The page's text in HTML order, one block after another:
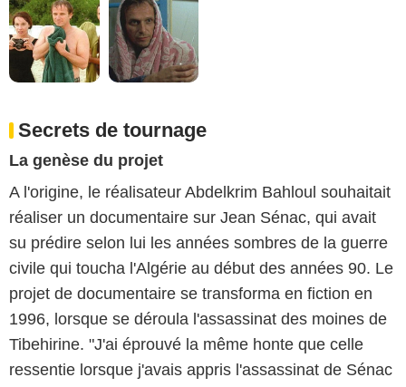
Secrets de tournage
La genèse du projet
A l'origine, le réalisateur Abdelkrim Bahloul souhaitait
réaliser un documentaire sur Jean Sénac, qui avait
su prédire selon lui les années sombres de la guerre
civile qui toucha l'Algérie au début des années 90. Le
projet de documentaire se transforma en fiction en
1996, lorsque se déroula l'assassinat des moines de
Tibehirine. "J'ai éprouvé la même honte que celle
ressentie lorsque j'avais appris l'assassinat de Sénac